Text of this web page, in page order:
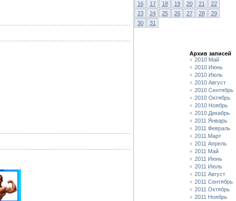
16
17 18 19 20 21
22
23
24 25 26 27 28
29
30
31
Архив записей
2010 Май
2010 Июнь
2010 Июль
2010 Август
2010 Сентябрь
2010 Октябрь
2010 Ноябрь
2010 Декабрь
2011 Январь
2011 Февраль
2011 Март
2011 Апрель
2011 Май
2011 Июнь
2011 Июль
2011 Август
2011 Сентябрь
2011 Октябрь
2011 Ноябрь